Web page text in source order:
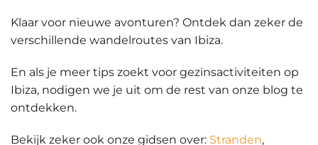
Klaar voor nieuwe avonturen? Ontdek dan zeker de
verschillende wandelroutes van Ibiza.
En als je meer tips zoekt voor gezinsactiviteiten op
Ibiza, nodigen we je uit om de rest van onze blog te
ontdekken.
Bekijk zeker ook onze gidsen over: Stranden,